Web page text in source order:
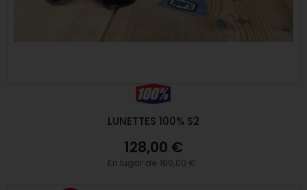
LUNETTES 100% S2
128,00 €
En lugar de 160,00 €